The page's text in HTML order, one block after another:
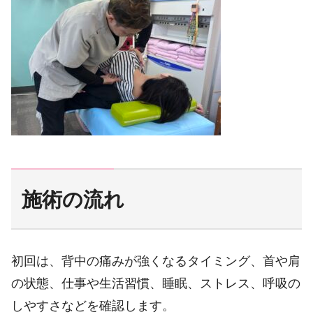
施術の流れ
初回は、背中の痛みが強くなるタイミング、首や肩
の状態、仕事や生活習慣、睡眠、ストレス、呼吸の
しやすさなどを確認します。